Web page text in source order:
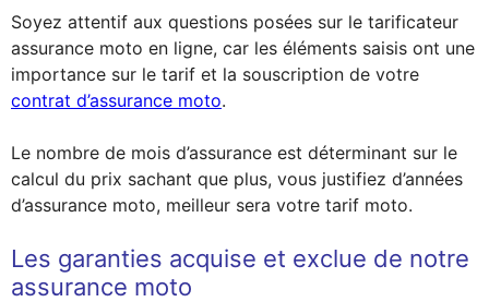
Soyez attentif aux questions posées sur le tarificateur
assurance moto en ligne, car les éléments saisis ont une
importance sur le tarif et la souscription de votre
contrat d’assurance moto.
Le nombre de mois d’assurance est déterminant sur le
calcul du prix sachant que plus, vous justifiez d’années
d’assurance moto, meilleur sera votre tarif moto.
Les garanties acquise et exclue de notre
assurance moto